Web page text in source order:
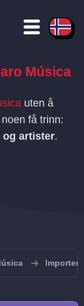
Música
uten å
få trinn:
artister.
Importer